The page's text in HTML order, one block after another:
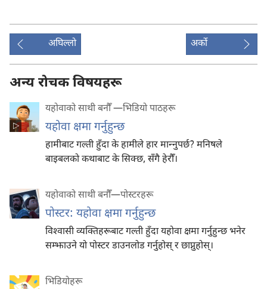
अघिल्लो अर्को
अन्य रोचक विषयहरू
यहोवाको साथी बनौँ ​—भिडियो पाठहरू
यहोवा क्षमा गर्नुहुन्छ
हामीबाट गल्ती हुँदा के हामीले हार मान्‍नुपर्छ? मनिषले
बाइबलको कथाबाट के सिक्छ, सँगै हेरौँ।
यहोवाको साथी बनौँ—पोस्टरहरू
पोस्टर: यहोवा क्षमा गर्नुहुन्छ
विश्‍वासी व्यक्‍तिहरूबाट गल्ती हुँदा यहोवा क्षमा गर्नुहुन्छ भनेर
सम्झाउने यो पोस्टर डाउनलोड गर्नुहोस्‌ र छाप्नुहोस्‌।
भिडियोहरू